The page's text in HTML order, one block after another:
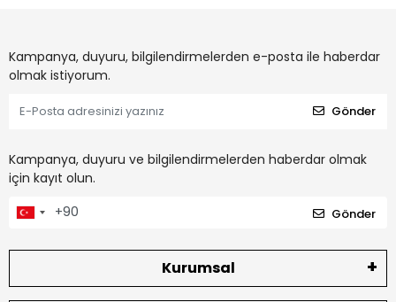
Kampanya, duyuru, bilgilendirmelerden e-posta ile haberdar
olmak istiyorum.
Gönder
Kampanya, duyuru ve bilgilendirmelerden haberdar olmak
için kayıt olun.
Gönder
Kurumsal